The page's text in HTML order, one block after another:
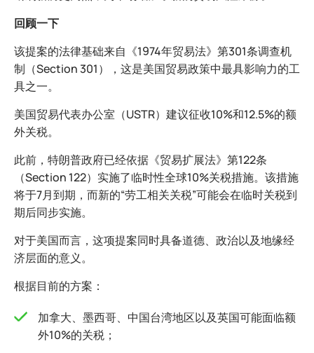
回顾一下
该提案的法律基础来自《1974年贸易法》第301条调查机
制（Section 301），这是美国贸易政策中最具影响力的工
具之一。
美国贸易代表办公室（USTR）建议征收10%和12.5%的额
外关税。
此前，特朗普政府已经依据《贸易扩展法》第122条
（Section 122）实施了临时性全球10%关税措施。该措施
将于7月到期，而新的“劳工相关关税”可能会在临时关税到
期后同步实施。
对于美国而言，这项提案同时具备道德、政治以及地缘经
济层面的意义。
根据目前的方案：
加拿大、墨西哥、中国台湾地区以及英国可能面临额
外10%的关税；